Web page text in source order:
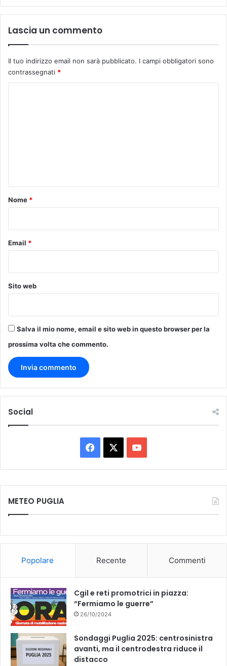
Lascia un commento
Il tuo indirizzo email non sarà pubblicato. I campi obbligatori sono
contrassegnati *
o
Nome *
Email *
Sito web
Salva il mio nome, email e sito web in questo browser per la
prossima volta che commento.
Social
Facebook You
Tube
METEO PUGLIA
Popolare Recente Commenti
Cgil e reti promotrici in piazza:
“Fermiamo le guerre”
26/10/2024
Sondaggi Puglia 2025: centrosinistra
avanti, ma il centrodestra riduce il
distacco